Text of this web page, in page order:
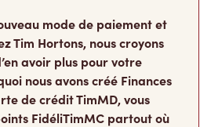
Tim Hortons, nous croyons
avoir plus pour votre
nous avons créé Finances
de crédit TimMD, vous
FidéliTimMC partout où